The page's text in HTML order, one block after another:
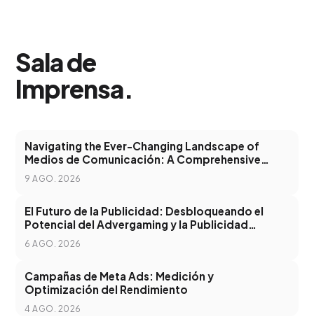
Sala de
Imprensa.
Navigating the Ever-Changing Landscape of
Medios de Comunicación: A Comprehensive
Guide
9 AGO. 2026
El Futuro de la Publicidad: Desbloqueando el
Potencial del Advergaming y la Publicidad
Programática
6 AGO. 2026
Campañas de Meta Ads: Medición y
Optimización del Rendimiento
4 AGO. 2026